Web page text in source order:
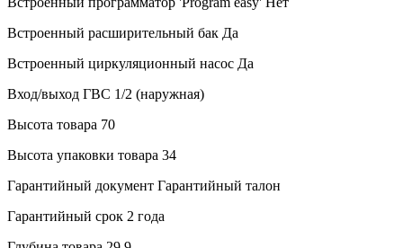
Встроенный расширительный бак Да
Встроенный циркуляционный насос Да
Вход/выход ГВС 1/2 (наружная)
Высота товара 70
Высота упаковки товара 34
Гарантийный документ Гарантийный талон
Гарантийный срок 2 года